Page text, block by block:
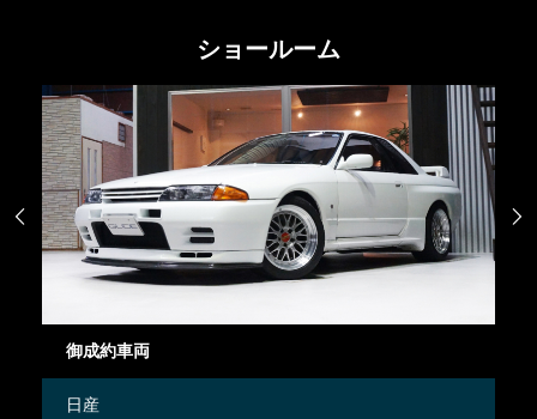
ショールーム
御成約車両
 